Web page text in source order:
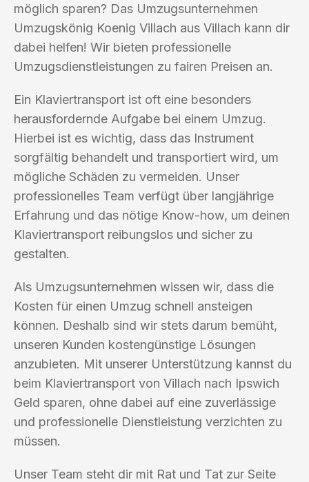
möglich sparen? Das Umzugsunternehmen
Umzugskönig Koenig Villach aus Villach kann dir
dabei helfen! Wir bieten professionelle
Umzugsdienstleistungen zu fairen Preisen an.
Ein Klaviertransport ist oft eine besonders
herausfordernde Aufgabe bei einem Umzug.
Hierbei ist es wichtig, dass das Instrument
sorgfältig behandelt und transportiert wird, um
mögliche Schäden zu vermeiden. Unser
professionelles Team verfügt über langjährige
Erfahrung und das nötige Know-how, um deinen
Klaviertransport reibungslos und sicher zu
gestalten.
Als Umzugsunternehmen wissen wir, dass die
Kosten für einen Umzug schnell ansteigen
können. Deshalb sind wir stets darum bemüht,
unseren Kunden kostengünstige Lösungen
anzubieten. Mit unserer Unterstützung kannst du
beim Klaviertransport von Villach nach Ipswich
Geld sparen, ohne dabei auf eine zuverlässige
und professionelle Dienstleistung verzichten zu
müssen.
Unser Team steht dir mit Rat und Tat zur Seite